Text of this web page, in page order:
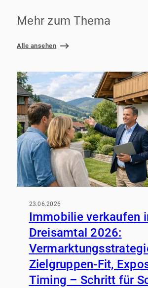
Mehr zum Thema
Alle ansehen
23.06.2026
Immobilie verkaufen
Dreisamtal 2026:
Zielgruppen-Fit,
Timing – Schritt für